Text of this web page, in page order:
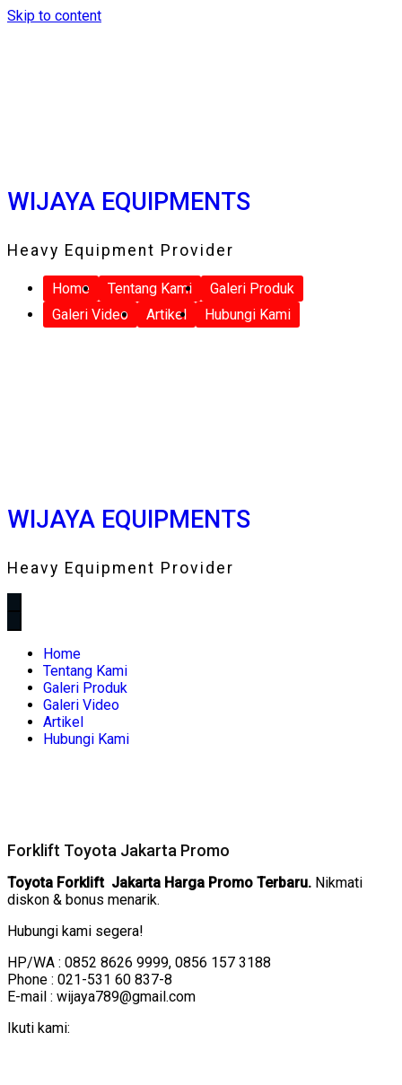
Skip to content
WIJAYA EQUIPMENTS
Heavy Equipment Provider
Home Tentang Kami
Galeri Produk
Galeri Video
Artikel Hubungi Kami
WIJAYA EQUIPMENTS
Heavy Equipment Provider
Home
Tentang Kami
Galeri Produk
Galeri Video
Artikel
Hubungi Kami
Forklift Toyota Jakarta Promo
Toyota Forklift Jakarta Harga Promo Terbaru. Nikmati
diskon & bonus menarik.
Hubungi kami segera!
HP/WA : 0852 8626 9999, 0856 157 3188
Phone : 021-531 60 837-8
E-mail : wijaya789@gmail.com
Ikuti kami: